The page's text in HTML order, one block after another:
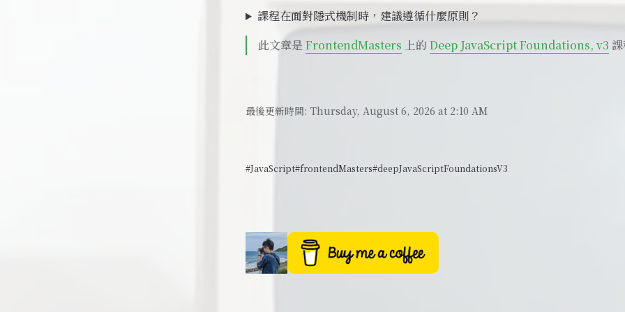
課程在面對隱式機制時，建議遵循什麼原則？
此文章是 FrontendMasters 上的 Deep JavaScript Foundations, v3
最後更新時間: Thursday, August 6, 2026 at 2:10 AM
#JavaScript#frontendMasters#deepJavaScriptFoundationsV3